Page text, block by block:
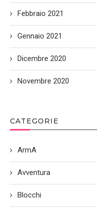
Febbraio 2021
Gennaio 2021
Dicembre 2020
Novembre 2020
CATEGORIE
ArmA
Avventura
Blocchi